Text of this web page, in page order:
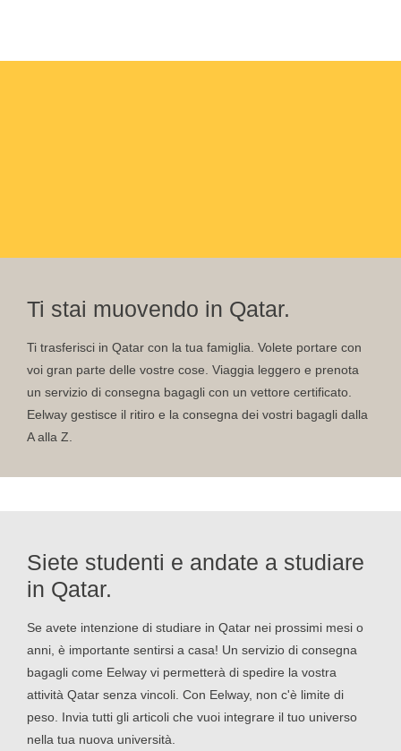
Ti stai muovendo in Qatar.
Ti trasferisci in Qatar con la tua famiglia. Volete portare con
voi gran parte delle vostre cose. Viaggia leggero e prenota
un servizio di consegna bagagli con un vettore certificato.
Eelway gestisce il ritiro e la consegna dei vostri bagagli dalla
A alla Z.
Siete studenti e andate a studiare
in Qatar.
Se avete intenzione di studiare in Qatar nei prossimi mesi o
anni, è importante sentirsi a casa! Un servizio di consegna
bagagli come Eelway vi permetterà di spedire la vostra
attività Qatar senza vincoli. Con Eelway, non c'è limite di
peso. Invia tutti gli articoli che vuoi integrare il tuo universo
nella tua nuova università.